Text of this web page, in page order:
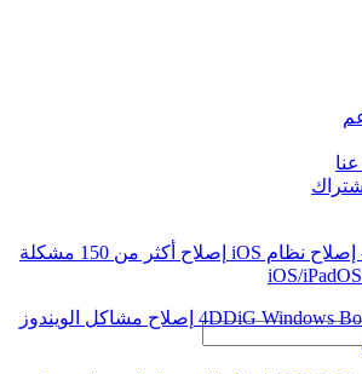
إصلاح أكثر من 150 مشكلة
4DDiG Windows إصلاح مشاكل الويندوز